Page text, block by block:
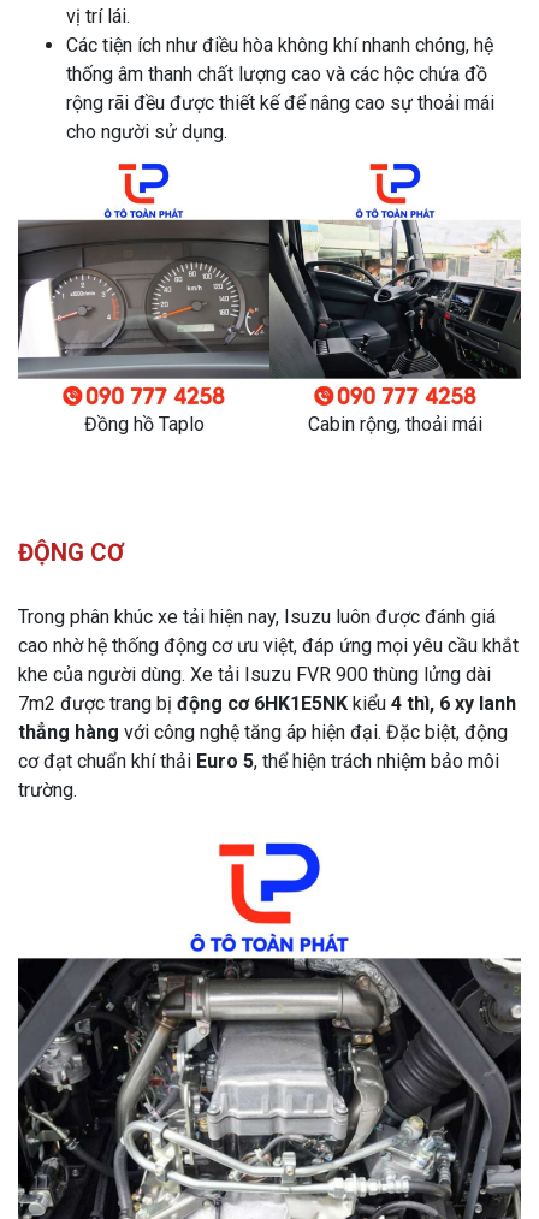
vị trí lái.
Các tiện ích như điều hòa không khí nhanh chóng, hệ
thống âm thanh chất lượng cao và các hộc chứa đồ
rộng rãi đều được thiết kế để nâng cao sự thoải mái
cho người sử dụng.
Đồng hồ Taplo Cabin rộng, thoải mái
ĐỘNG CƠ
Trong phân khúc xe tải hiện nay, Isuzu luôn được đánh giá
cao nhờ hệ thống động cơ ưu việt, đáp ứng mọi yêu cầu khắt
khe của người dùng. Xe tải Isuzu FVR 900 thùng lửng dài
7m2 được trang bị động cơ 6HK1E5NK kiểu 4 thì, 6 xy lanh
thẳng hàng với công nghệ tăng áp hiện đại. Đặc biệt, động
cơ đạt chuẩn khí thải Euro 5, thể hiện trách nhiệm bảo môi
trường.